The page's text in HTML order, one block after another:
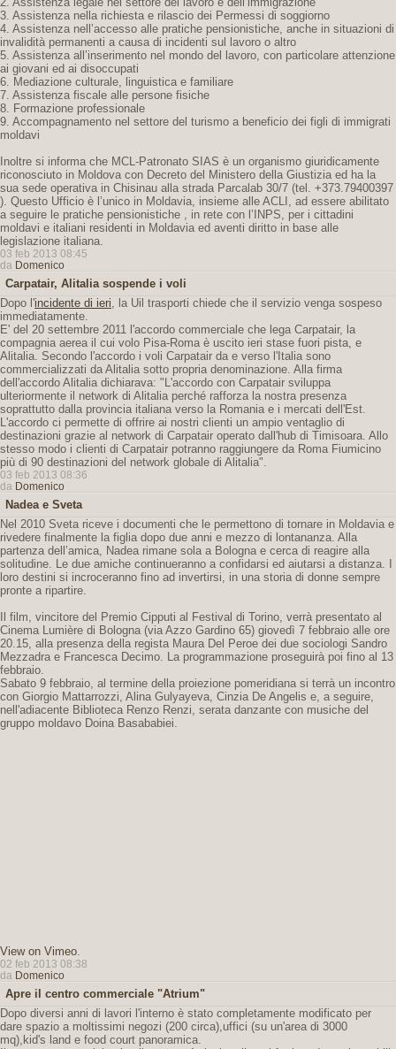
3. Assistenza nella richiesta e rilascio dei Permessi di soggiorno
4. Assistenza nell’accesso alle pratiche pensionistiche, anche in situazioni di
invalidità permanenti a causa di incidenti sul lavoro o altro
5. Assistenza all’inserimento nel mondo del lavoro, con particolare attenzione
ai giovani ed ai disoccupati
6. Mediazione culturale, linguistica e familiare
7. Assistenza fiscale alle persone fisiche
8. Formazione professionale
9. Accompagnamento nel settore del turismo a beneficio dei figli di immigrati
moldavi
Inoltre si informa che MCL-Patronato SIAS è un organismo giuridicamente
riconosciuto in Moldova con Decreto del Ministero della Giustizia ed ha la
sua sede operativa in Chisinau alla strada Parcalab 30/7 (tel. +373.79400397
). Questo Ufficio è l’unico in Moldavia, insieme alle ACLI, ad essere abilitato
a seguire le pratiche pensionistiche , in rete con l’INPS, per i cittadini
moldavi e italiani residenti in Moldavia ed aventi diritto in base alle
legislazione italiana.
03 feb 2013 08:45
da Domenico
Carpatair, Alitalia sospende i voli
Dopo l'incidente di ieri, la Uil trasporti chiede che il servizio venga sospeso
immediatamente.
E' del 20 settembre 2011 l'accordo commerciale che lega Carpatair, la
compagnia aerea il cui volo Pisa-Roma è uscito ieri stase fuori pista, e
Alitalia. Secondo l'accordo i voli Carpatair da e verso l'Italia sono
commercializzati da Alitalia sotto propria denominazione. Alla firma
dell'accordo Alitalia dichiarava: "L'accordo con Carpatair sviluppa
ulteriormente il network di Alitalia perché rafforza la nostra presenza
soprattutto dalla provincia italiana verso la Romania e i mercati dell'Est.
L'accordo ci permette di offrire ai nostri clienti un ampio ventaglio di
destinazioni grazie al network di Carpatair operato dall'hub di Timisoara. Allo
stesso modo i clienti di Carpatair potranno raggiungere da Roma Fiumicino
più di 90 destinazioni del network globale di Alitalia".
03 feb 2013 08:36
da Domenico
Nadea e Sveta
Nel 2010 Sveta riceve i documenti che le permettono di tornare in Moldavia e
rivedere finalmente la figlia dopo due anni e mezzo di lontananza. Alla
partenza dell’amica, Nadea rimane sola a Bologna e cerca di reagire alla
solitudine. Le due amiche continueranno a confidarsi ed aiutarsi a distanza. I
loro destini si incroceranno fino ad invertirsi, in una storia di donne sempre
pronte a ripartire.
Il film, vincitore del Premio Cipputi al Festival di Torino, verrà presentato al
Cinema Lumière di Bologna (via Azzo Gardino 65) giovedì 7 febbraio alle ore
20.15, alla presenza della regista Maura Del Peroe dei due sociologi Sandro
Mezzadra e Francesca Decimo. La programmazione proseguirà poi fino al 13
febbraio.
Sabato 9 febbraio, al termine della proiezione pomeridiana si terrà un incontro
con Giorgio Mattarrozzi, Alina Gulyayeva, Cinzia De Angelis e, a seguire,
nell'adiacente Biblioteca Renzo Renzi, serata danzante con musiche del
gruppo moldavo Doina Basababiei.
View on Vimeo.
02 feb 2013 08:38
da Domenico
Apre il centro commerciale "Atrium"
Dopo diversi anni di lavori l'interno è stato completamente modificato per
dare spazio a moltissimi negozi (200 circa),uffici (su un'area di 3000
mq),kid's land e food court panoramica.